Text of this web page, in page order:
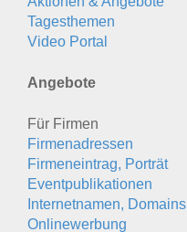
Tagesthemen
Video Portal
Angebote
Für Firmen
Firmenadressen
Firmeneintrag, Porträt
Eventpublikationen
Internetnamen, Domains
Onlinewerbung